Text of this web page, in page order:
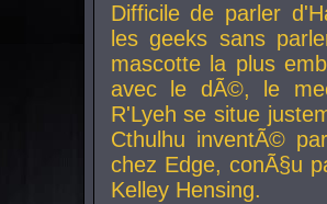
Difficile de parler
les geeks sans
mascotte la plus
avec le dÃ©, le
R'Lyeh se situe
Cthulhu inventÃ©
chez Edge, conÃ§u
Kelley Hensing.